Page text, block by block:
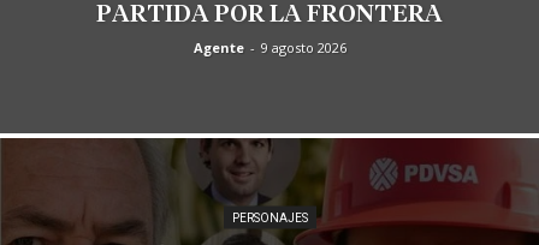
PARTIDA POR LA FRONTERA
Agente - 9 agosto 2026
PERSONAJES